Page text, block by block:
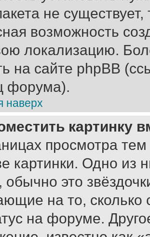
не
возможность
локализацию.
на сайте phpBB
форума).
наверх
картинку
просмотра
картинки. Одно из
это
на то,
на форуме.